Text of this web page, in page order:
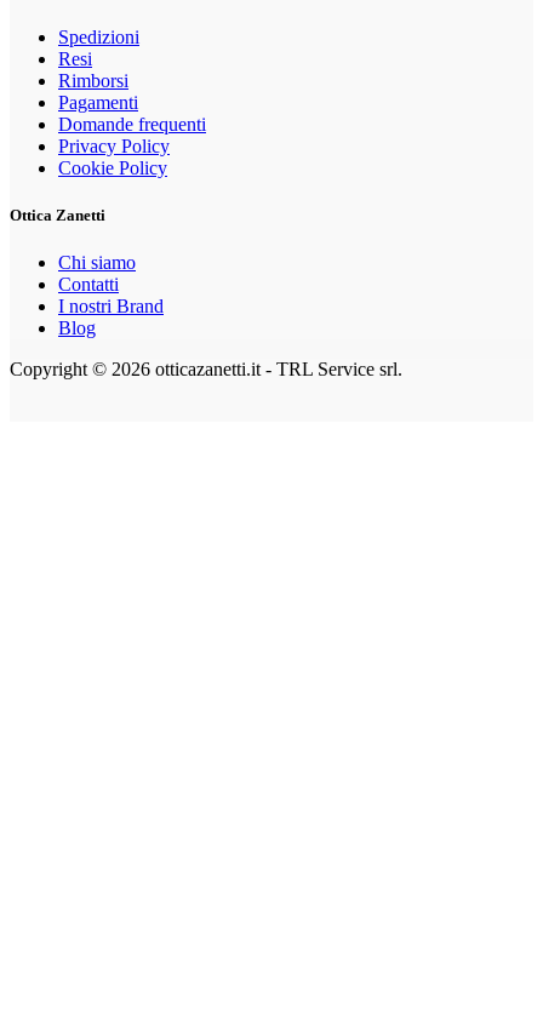
Spedizioni
Resi
Rimborsi
Pagamenti
Domande frequenti
Privacy Policy
Cookie Policy
Ottica Zanetti
Chi siamo
Contatti
I nostri Brand
Blog
Copyright © 2026 otticazanetti.it - TRL Service srl.